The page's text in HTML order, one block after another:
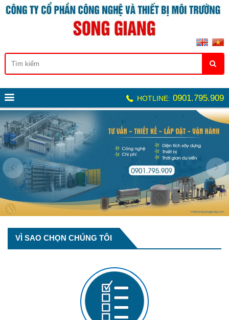
HOTLINE: 0901.795.909
VÌ SAO CHỌN CHÚNG TÔI